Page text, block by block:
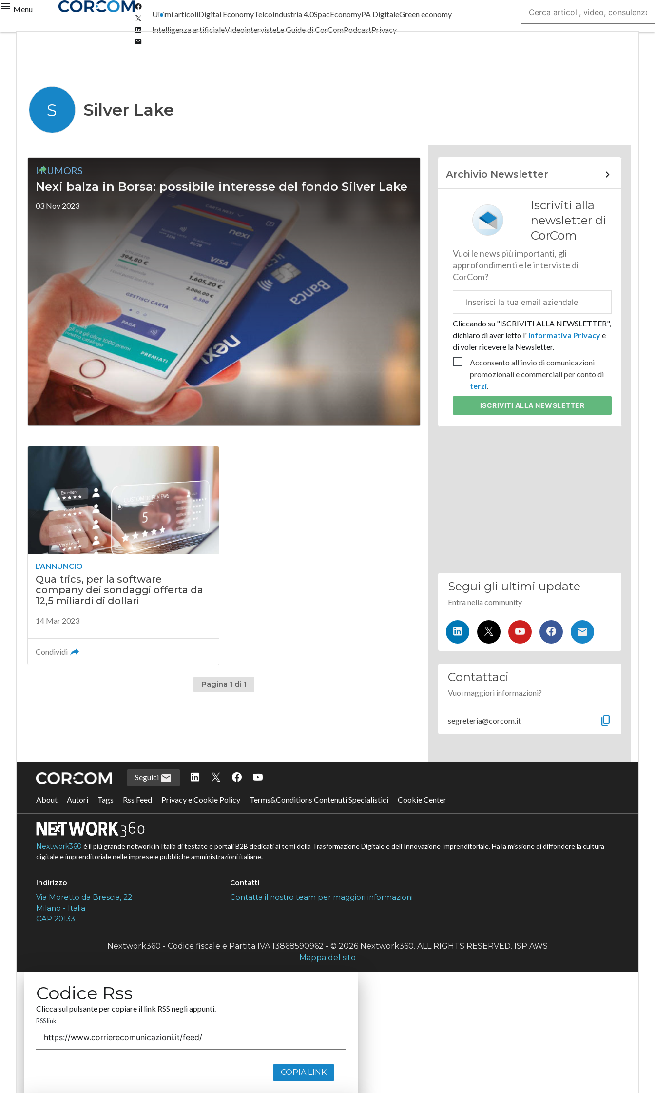
Menu
Twitter
Linkedin
Ultimi articoliDigital EconomyTelcoIndustria 4.0SpacEconomyPA DigitaleGreen economy
Intelligenza artificialeVideointervisteLe Guide di CorComPodcastPrivacy
S Silver Lake
I RUMORS
Nexi balza in Borsa: possibile interesse del fondo Silver Lake
03 Nov 2023
L'ANNUNCIO
Qualtrics, per la software
company dei sondaggi offerta da
12,5 miliardi di dollari
14 Mar 2023
Condividi
Pagina 1 di 1
Archivio Newsletter
Iscriviti alla
newsletter di
CorCom
Vuoi le news più importanti, gli
approfondimenti e le interviste di
CorCom?
aziendale
Cliccando su "ISCRIVITI ALLA NEWSLETTER",
dichiaro di aver letto l'Informativa Privacye
di voler ricevere la Newsletter.
Acconsento all'invio di comunicazioni
promozionali e commerciali per conto di
terzi.
ISCRIVITI ALLA NEWSLETTER
Segui gli ultimi update
Entra nella community
Contattaci
Vuoi maggiori informazioni?
segreteria@corcom.it content_copy
Seguici
About Autori Tags Rss Feed Privacy e Cookie Policy Terms&Conditions Contenuti Specialistici Cookie Center
Nextwork360 è il più grande network in Italia di testate e portali B2B dedicati ai temi della Trasformazione Digitale e dell’Innovazione Imprenditoriale. Ha la missione di diffondere la cultura
digitale e imprenditoriale nelle imprese e pubbliche amministrazioni italiane.
Indirizzo
Via Moretto da Brescia, 22
Milano - Italia
CAP 20133
Contatti
Contatta il nostro team per maggiori informazioni
Nextwork360 - Codice fiscale e Partita IVA 13868590962 - © 2026 Nextwork360. ALL RIGHTS RESERVED. ISP AWS
Mappa del sito
Codice Rss
Clicca sul pulsante per copiare il link RSS negli appunti.
RSS link
COPIA LINK